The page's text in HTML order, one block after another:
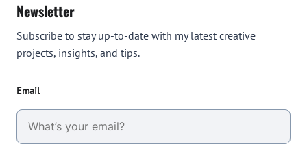
Newsletter
Subscribe to stay up-to-date with my latest creative
projects, insights, and tips.
Email